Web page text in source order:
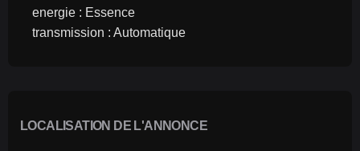
energie : Essence
transmission : Automatique
LOCALISATION DE L'ANNONCE